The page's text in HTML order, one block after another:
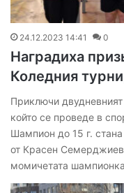
24.12.2023 14:41 0
Наградиха
Коледния
Приключи
който се проведе в
Шампион до 15 г.
от Красен
момичетата